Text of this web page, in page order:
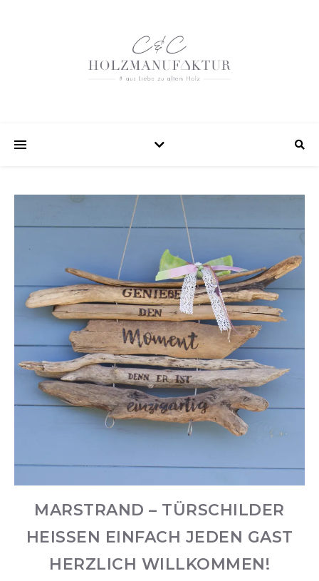
MARSTRAND – TÜRSCHILDER
HEISSEN EINFACH JEDEN GAST H
ERZLICH WILLKOMMEN!